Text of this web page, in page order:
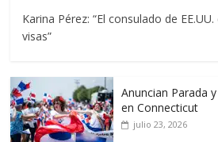
Karina Pérez: “El consulado de
visas”
Anuncian Parada
en Connecticut
julio 23, 2026